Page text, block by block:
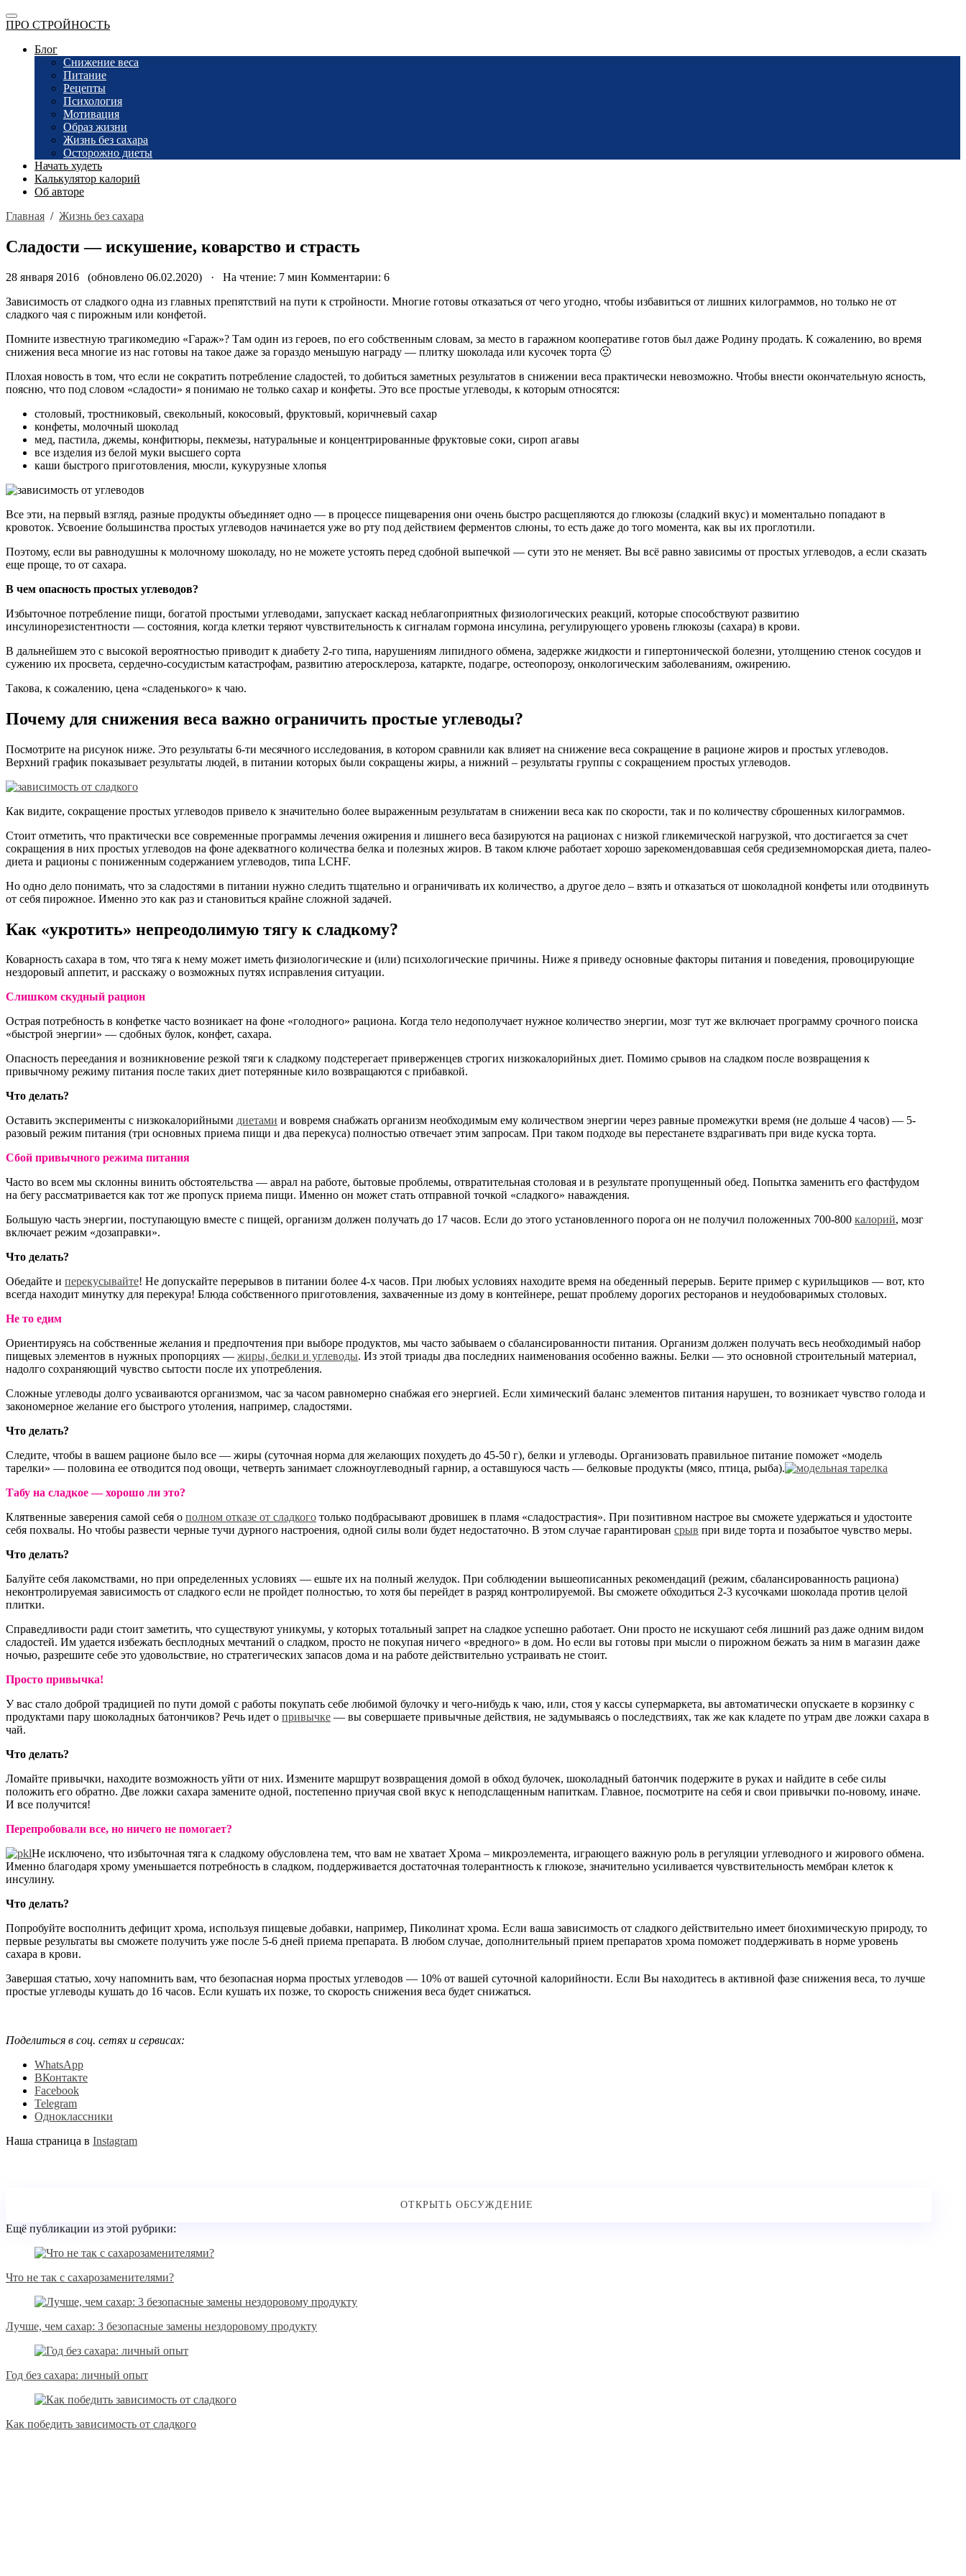
ПРО СТРОЙНОСТЬ
Блог
Снижение веса
Питание
Рецепты
Психология
Мотивация
Образ жизни
Жизнь без сахара
Осторожно диеты
Начать худеть
Калькулятор калорий
Об авторе
Главная / Жизнь без сахара
Сладости — искушение, коварство и страсть
28 января 2016 (обновлено 06.02.2020) · На чтение: 7 мин Комментарии: 6
Зависимость от сладкого одна из главных препятствий на пути к стройности. Многие готовы отказаться от чего угодно, чтобы избавиться от лишних килограммов, но только не от
сладкого чая с пирожным или конфетой.
Помните известную трагикомедию «Гараж»? Там один из героев, по его собственным словам, за место в гаражном кооперативе готов был даже Родину продать. К сожалению, во время
снижения веса многие из нас готовы на такое даже за гораздо меньшую награду — плитку шоколада или кусочек торта 🙁
Плохая новость в том, что если не сократить потребление сладостей, то добиться заметных результатов в снижении веса практически невозможно. Чтобы внести окончательную ясность,
поясню, что под словом «сладости» я понимаю не только сахар и конфеты. Это все простые углеводы, к которым относятся:
столовый, тростниковый, свекольный, кокосовый, фруктовый, коричневый сахар
конфеты, молочный шоколад
мед, пастила, джемы, конфитюры, пекмезы, натуральные и концентрированные фруктовые соки, сироп агавы
все изделия из белой муки высшего сорта
каши быстрого приготовления, мюсли, кукурузные хлопья
Все эти, на первый взгляд, разные продукты объединяет одно — в процессе пищеварения они очень быстро расщепляются до глюкозы (сладкий вкус) и моментально попадают в
кровоток. Усвоение большинства простых углеводов начинается уже во рту под действием ферментов слюны, то есть даже до того момента, как вы их проглотили.
Поэтому, если вы равнодушны к молочному шоколаду, но не можете устоять перед сдобной выпечкой — сути это не меняет. Вы всё равно зависимы от простых углеводов, а если сказать
еще проще, то от сахара.
В чем опасность простых углеводов?
Избыточное потребление пищи, богатой простыми углеводами, запускает каскад неблагоприятных физиологических реакций, которые способствуют развитию
инсулинорезистентности — состояния, когда клетки теряют чувствительность к сигналам гормона инсулина, регулирующего уровень глюкозы (сахара) в крови.
В дальнейшем это с высокой вероятностью приводит к диабету 2-го типа, нарушениям липидного обмена, задержке жидкости и гипертонической болезни, утолщению стенок сосудов и
сужению их просвета, сердечно-сосудистым катастрофам, развитию атеросклероза, катаркте, подагре, остеопорозу, онкологическим заболеваниям, ожирению.
Такова, к сожалению, цена «сладенького» к чаю.
Почему для снижения веса важно ограничить простые углеводы?
Посмотрите на рисунок ниже. Это результаты 6-ти месячного исследования, в котором сравнили как влияет на снижение веса сокращение в рационе жиров и простых углеводов.
Верхний график показывает результаты людей, в питании которых были сокращены жиры, а нижний – результаты группы с сокращением простых углеводов.
Как видите, сокращение простых углеводов привело к значительно более выраженным результатам в снижении веса как по скорости, так и по количеству сброшенных килограммов.
Стоит отметить, что практически все современные программы лечения ожирения и лишнего веса базируются на рационах с низкой гликемической нагрузкой, что достигается за счет
сокращения в них простых углеводов на фоне адекватного количества белка и полезных жиров. В таком ключе работает хорошо зарекомендовавшая себя средиземноморская диета, палео-
диета и рационы с пониженным содержанием углеводов, типа LCHF.
Но одно дело понимать, что за сладостями в питании нужно следить тщательно и ограничивать их количество, а другое дело – взять и отказаться от шоколадной конфеты или отодвинуть
от себя пирожное. Именно это как раз и становиться крайне сложной задачей.
Как «укротить» непреодолимую тягу к сладкому?
Коварность сахара в том, что тяга к нему может иметь физиологические и (или) психологические причины. Ниже я приведу основные факторы питания и поведения, провоцирующие
нездоровый аппетит, и расскажу о возможных путях исправления ситуации.
Слишком скудный рацион
Острая потребность в конфетке часто возникает на фоне «голодного» рациона. Когда тело недополучает нужное количество энергии, мозг тут же включает программу срочного поиска
«быстрой энергии» — сдобных булок, конфет, сахара.
Опасность переедания и возникновение резкой тяги к сладкому подстерегает приверженцев строгих низкокалорийных диет. Помимо срывов на сладком после возвращения к
привычному режиму питания после таких диет потерянные кило возвращаются с прибавкой.
Что делать?
Оставить эксперименты с низкокалорийными диетами и вовремя снабжать организм необходимым ему количеством энергии через равные промежутки время (не дольше 4 часов) — 5-
разовый режим питания (три основных приема пищи и два перекуса) полностью отвечает этим запросам. При таком подходе вы перестанете вздрагивать при виде куска торта.
Сбой привычного режима питания
Часто во всем мы склонны винить обстоятельства — аврал на работе, бытовые проблемы, отвратительная столовая и в результате пропущенный обед. Попытка заменить его фастфудом
на бегу рассматривается как тот же пропуск приема пищи. Именно он может стать отправной точкой «сладкого» наваждения.
Большую часть энергии, поступающую вместе с пищей, организм должен получать до 17 часов. Если до этого установленного порога он не получил положенных 700-800 калорий, мозг
включает режим «дозаправки».
Что делать?
Обедайте и перекусывайте! Не допускайте перерывов в питании более 4-х часов. При любых условиях находите время на обеденный перерыв. Берите пример с курильщиков — вот, кто
всегда находит минутку для перекура! Блюда собственного приготовления, захваченные из дому в контейнере, решат проблему дорогих ресторанов и неудобоваримых столовых.
Не то едим
Ориентируясь на собственные желания и предпочтения при выборе продуктов, мы часто забываем о сбалансированности питания. Организм должен получать весь необходимый набор
пищевых элементов в нужных пропорциях — жиры, белки и углеводы. Из этой триады два последних наименования особенно важны. Белки — это основной строительный материал,
надолго сохраняющий чувство сытости после их употребления.
Сложные углеводы долго усваиваются организмом, час за часом равномерно снабжая его энергией. Если химический баланс элементов питания нарушен, то возникает чувство голода и
закономерное желание его быстрого утоления, например, сладостями.
Что делать?
Следите, чтобы в вашем рационе было все — жиры (суточная норма для желающих похудеть до 45-50 г), белки и углеводы. Организовать правильное питание поможет «модель
тарелки» — половина ее отводится под овощи, четверть занимает сложноуглеводный гарнир, а оставшуюся часть — белковые продукты (мясо, птица, рыба).
Табу на сладкое — хорошо ли это?
Клятвенные заверения самой себя о полном отказе от сладкого только подбрасывают дровишек в пламя «сладострастия». При позитивном настрое вы сможете удержаться и удостоите
себя похвалы. Но чтобы развести черные тучи дурного настроения, одной силы воли будет недостаточно. В этом случае гарантирован срыв при виде торта и позабытое чувство меры.
Что делать?
Балуйте себя лакомствами, но при определенных условиях — ешьте их на полный желудок. При соблюдении вышеописанных рекомендаций (режим, сбалансированность рациона)
неконтролируемая зависимость от сладкого если не пройдет полностью, то хотя бы перейдет в разряд контролируемой. Вы сможете обходиться 2-3 кусочками шоколада против целой
плитки.
Справедливости ради стоит заметить, что существуют уникумы, у которых тотальный запрет на сладкое успешно работает. Они просто не искушают себя лишний раз даже одним видом
сладостей. Им удается избежать бесплодных мечтаний о сладком, просто не покупая ничего «вредного» в дом. Но если вы готовы при мысли о пирожном бежать за ним в магазин даже
ночью, разрешите себе это удовольствие, но стратегических запасов дома и на работе действительно устраивать не стоит.
Просто привычка!
У вас стало доброй традицией по пути домой с работы покупать себе любимой булочку и чего-нибудь к чаю, или, стоя у кассы супермаркета, вы автоматически опускаете в корзинку с
продуктами пару шоколадных батончиков? Речь идет о привычке — вы совершаете привычные действия, не задумываясь о последствиях, так же как кладете по утрам две ложки сахара в
чай.
Что делать?
Ломайте привычки, находите возможность уйти от них. Измените маршрут возвращения домой в обход булочек, шоколадный батончик подержите в руках и найдите в себе силы
положить его обратно. Две ложки сахара замените одной, постепенно приучая свой вкус к неподслащенным напиткам. Главное, посмотрите на себя и свои привычки по-новому, иначе.
И все получится!
Перепробовали все, но ничего не помогает?
Не исключено, что избыточная тяга к сладкому обусловлена тем, что вам не хватает Хрома – микроэлемента, играющего важную роль в регуляции углеводного и жирового обмена.
Именно благодаря хрому уменьшается потребность в сладком, поддерживается достаточная толерантность к глюкозе, значительно усиливается чувствительность мембран клеток к
инсулину.
Что делать?
Попробуйте восполнить дефицит хрома, используя пищевые добавки, например, Пиколинат хрома. Если ваша зависимость от сладкого действительно имеет биохимическую природу, то
первые результаты вы сможете получить уже после 5-6 дней приема препарата. В любом случае, дополнительный прием препаратов хрома поможет поддерживать в норме уровень
сахара в крови.
Завершая статью, хочу напомнить вам, что безопасная норма простых углеводов — 10% от вашей суточной калорийности. Если Вы находитесь в активной фазе снижения веса, то лучше
простые углеводы кушать до 16 часов. Если кушать их позже, то скорость снижения веса будет снижаться.
Поделиться в соц. сетях и сервисах:
WhatsApp
ВКонтакте
Facebook
Telegram
Одноклассники
Наша страница в Instagram
Ещё публикации из этой рубрики:
Что не так с сахарозаменителями?
Лучше, чем сахар: 3 безопасные замены нездоровому продукту
Год без сахара: личный опыт
Как победить зависимость от сладкого